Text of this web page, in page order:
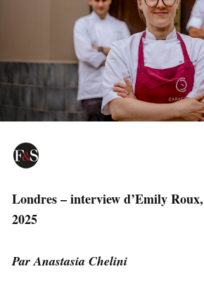
Londres – interview d’Emily
2025
Par Anastasia Chelini